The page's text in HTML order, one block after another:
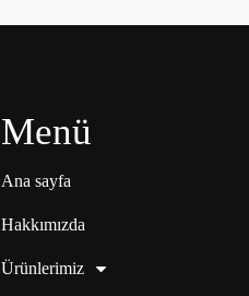
Menü
Ana sayfa
Hakkımızda
Ürünlerimiz